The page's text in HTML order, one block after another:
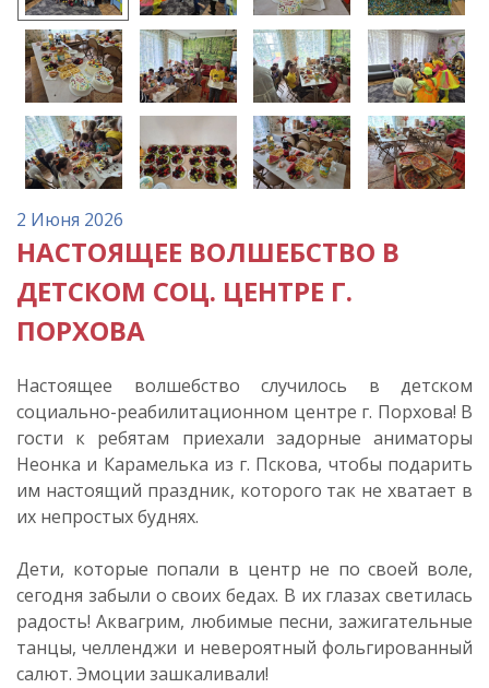
2 Июня 2026
НАСТОЯЩЕЕ ВОЛШЕБСТВО В
ДЕТСКОМ СОЦ. ЦЕНТРЕ Г.
ПОРХОВА
Настоящее волшебство случилось в детском
социально-реабилитационном центре г. Порхова! В
гости к ребятам приехали задорные аниматоры
Неонка и Карамелька из г. Пскова, чтобы подарить
им настоящий праздник, которого так не хватает в
их непростых буднях.
Дети, которые попали в центр не по своей воле,
сегодня забыли о своих бедах. В их глазах светилась
радость! Аквагрим, любимые песни, зажигательные
танцы, челленджи и невероятный фольгированный
салют. Эмоции зашкаливали!